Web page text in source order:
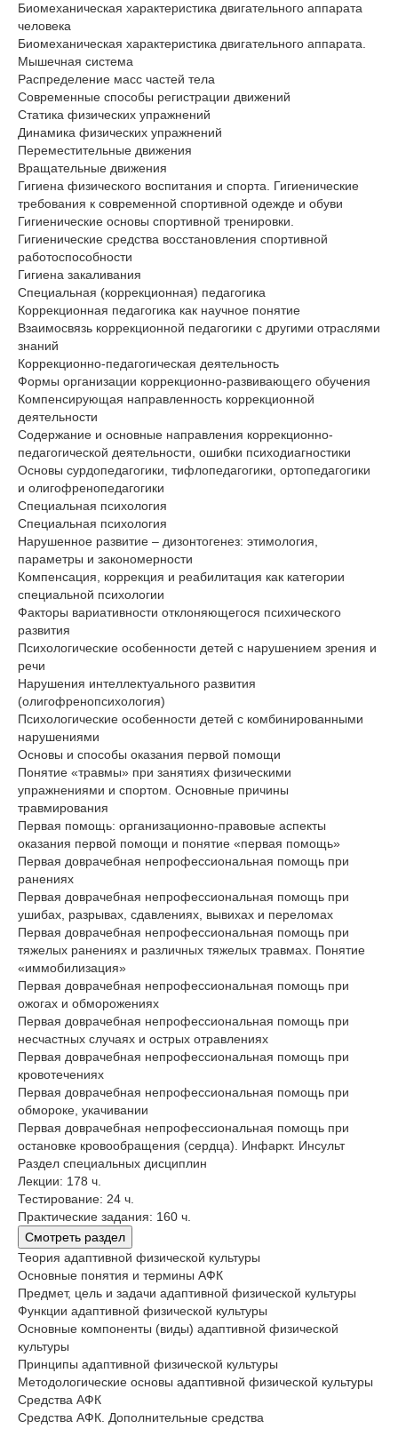
Биомеханическая характеристика двигательного аппарата
человека
Биомеханическая характеристика двигательного аппарата.
Мышечная система
Распределение масс частей тела
Современные способы регистрации движений
Статика физических упражнений
Динамика физических упражнений
Переместительные движения
Вращательные движения
Гигиена физического воспитания и спорта. Гигиенические
требования к современной спортивной одежде и обуви
Гигиенические основы спортивной тренировки.
Гигиенические средства восстановления спортивной
работоспособности
Гигиена закаливания
Специальная (коррекционная) педагогика
Коррекционная педагогика как научное понятие
Взаимосвязь коррекционной педагогики с другими отраслями
знаний
Коррекционно-педагогическая деятельность
Формы организации коррекционно-развивающего обучения
Компенсирующая направленность коррекционной
деятельности
Содержание и основные направления коррекционно-
педагогической деятельности, ошибки психодиагностики
Основы сурдопедагогики, тифлопедагогики, ортопедагогики
и олигофренопедагогики
Специальная психология
Специальная психология
Нарушенное развитие – дизонтогенез: этимология,
параметры и закономерности
Компенсация, коррекция и реабилитация как категории
специальной психологии
Факторы вариативности отклоняющегося психического
развития
Психологические особенности детей с нарушением зрения и
речи
Нарушения интеллектуального развития
(олигофренопсихология)
Психологические особенности детей с комбинированными
нарушениями
Основы и способы оказания первой помощи
Понятие «травмы» при занятиях физическими
упражнениями и спортом. Основные причины
травмирования
Первая помощь: организационно-правовые аспекты
оказания первой помощи и понятие «первая помощь»
Первая доврачебная непрофессиональная помощь при
ранениях
Первая доврачебная непрофессиональная помощь при
ушибах, разрывах, сдавлениях, вывихах и переломах
Первая доврачебная непрофессиональная помощь при
тяжелых ранениях и различных тяжелых травмах. Понятие
«иммобилизация»
Первая доврачебная непрофессиональная помощь при
ожогах и обморожениях
Первая доврачебная непрофессиональная помощь при
несчастных случаях и острых отравлениях
Первая доврачебная непрофессиональная помощь при
кровотечениях
Первая доврачебная непрофессиональная помощь при
обмороке, укачивании
Первая доврачебная непрофессиональная помощь при
остановке кровообращения (сердца). Инфаркт. Инсульт
Раздел специальных дисциплин
Лекции: 178 ч.
Тестирование: 24 ч.
Практические задания: 160 ч.
Смотреть раздел
Теория адаптивной физической культуры
Основные понятия и термины АФК
Предмет, цель и задачи адаптивной физической культуры
Функции адаптивной физической культуры
Основные компоненты (виды) адаптивной физической
культуры
Принципы адаптивной физической культуры
Методологические основы адаптивной физической культуры
Средства АФК
Средства АФК. Дополнительные средства